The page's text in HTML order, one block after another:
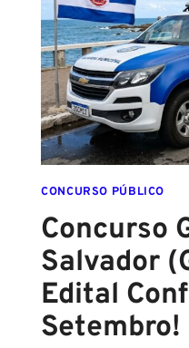
ESCOLA
FORMADO
EM
DIREITO
CONCURSO PÚBLICO
Concurso
Salvador
Edital
Setembro!